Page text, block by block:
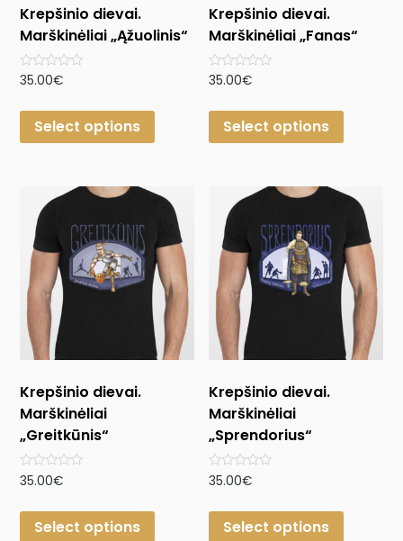
Krepšinio dievai.
Marškinėliai „Ąžuolinis“
Rated
of
35.00€
Select options
Krepšinio dievai.
Marškinėliai „Fanas“
Rated
of
35.00€
Select options
Krepšinio dievai.
Marškinėliai
„Greitkūnis“
Rated
0
of
35.00€
Select options
Krepšinio dievai.
Marškinėliai
„Sprendorius“
Rated
0
of
35.00€
Select options